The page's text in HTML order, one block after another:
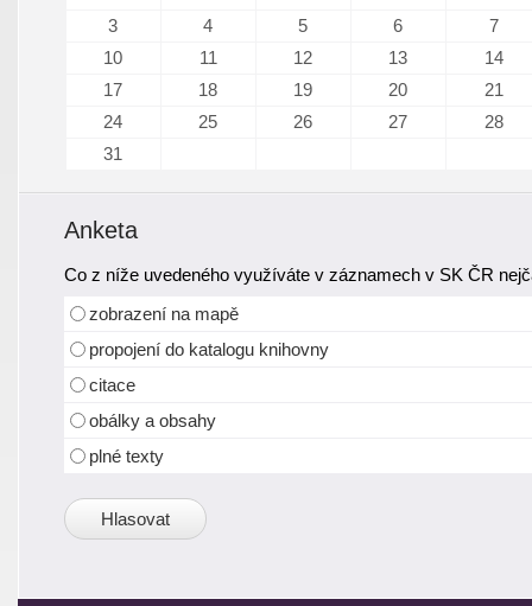
3 4 5 6
7
10
11 12 13
14
17
18 19 20
21
24
25 26 27
28
31
Anketa
Co z níže uvedeného využíváte v záznamech v SK ČR
zobrazení na mapě
propojení do katalogu knihovny
citace
obálky a obsahy
plné texty